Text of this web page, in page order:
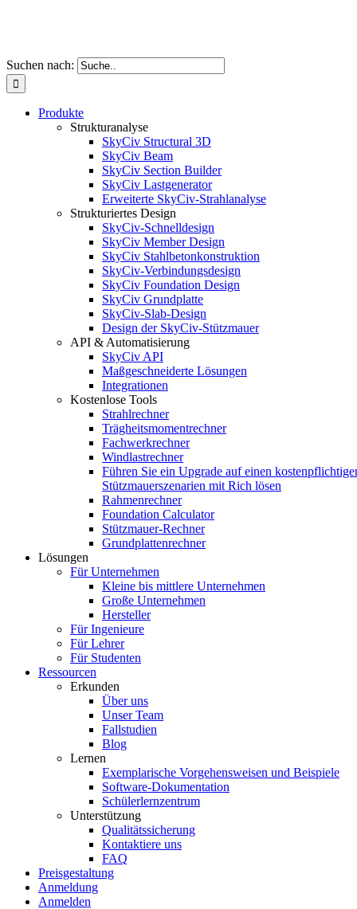
Suchen nach:
Produkte
Strukturanalyse
SkyCiv Structural 3D
SkyCiv Beam
SkyCiv Section Builder
SkyCiv Lastgenerator
Erweiterte SkyCiv-Strahlanalyse
Strukturiertes Design
SkyCiv-Schnelldesign
SkyCiv Member Design
SkyCiv Stahlbetonkonstruktion
SkyCiv-Verbindungsdesign
SkyCiv Foundation Design
SkyCiv Grundplatte
SkyCiv-Slab-Design
Design der SkyCiv-Stützmauer
API & Automatisierung
SkyCiv API
Maßgeschneiderte Lösungen
Integrationen
Kostenlose Tools
Strahlrechner
Trägheitsmomentrechner
Fachwerkrechner
Windlastrechner
Führen Sie ein Upgrade auf einen
Stützmauerszenarien mit Rich lösen
Rahmenrechner
Foundation Calculator
Stützmauer-Rechner
Grundplattenrechner
Lösungen
Für Unternehmen
Kleine bis mittlere Unternehmen
Große Unternehmen
Hersteller
Für Ingenieure
Für Lehrer
Für Studenten
Ressourcen
Erkunden
Über uns
Unser Team
Fallstudien
Blog
Lernen
Exemplarische Vorgehensweisen und Beispiele
Software-Dokumentation
Schülerlernzentrum
Unterstützung
Qualitätssicherung
Kontaktiere uns
FAQ
Preisgestaltung
Anmeldung
Anmelden